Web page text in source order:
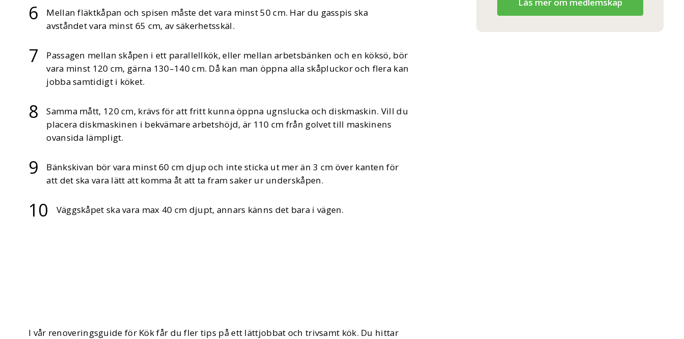
Mellan fläktkåpan och spisen måste det vara minst 50 cm. Har du gasspis ska
avståndet vara minst 65 cm, av säkerhetsskäl.
Passagen mellan skåpen i ett parallellkök, eller mellan arbetsbänken och en köksö, bör
vara minst 120 cm, gärna 130–140 cm. Då kan man öppna alla skåpluckor och flera kan
jobba samtidigt i köket.
Samma mått, 120 cm, krävs för att fritt kunna öppna ugnslucka och diskmaskin. Vill du
placera diskmaskinen i bekvämare arbetshöjd, är 110 cm från golvet till maskinens
ovansida lämpligt.
Bänkskivan bör vara minst 60 cm djup och inte sticka ut mer än 3 cm över kanten för
att det ska vara lätt att komma åt att ta fram saker ur underskåpen.
Väggskåpet ska vara max 40 cm djupt, annars känns det bara i vägen.
I vår renoveringsguide för Kök får du fler tips på ett lättjobbat och trivsamt kök. Du hittar